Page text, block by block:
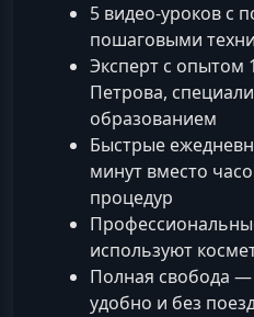
5 видео-уроков с
пошаговыми
Эксперт с опытом
Петрова,
образованием
Быстрые
минут вместо
процедур
используют
Полная свобода —
удобно и без